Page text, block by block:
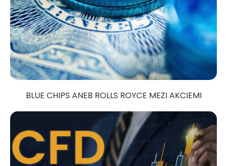
BLUE CHIPS ANEB ROLLS ROYCE MEZI AKCIEMI